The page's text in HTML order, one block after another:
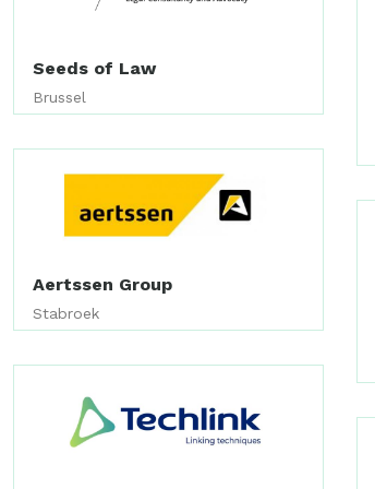
Seeds of Law
Brussel
Aertssen Group
Stabroek